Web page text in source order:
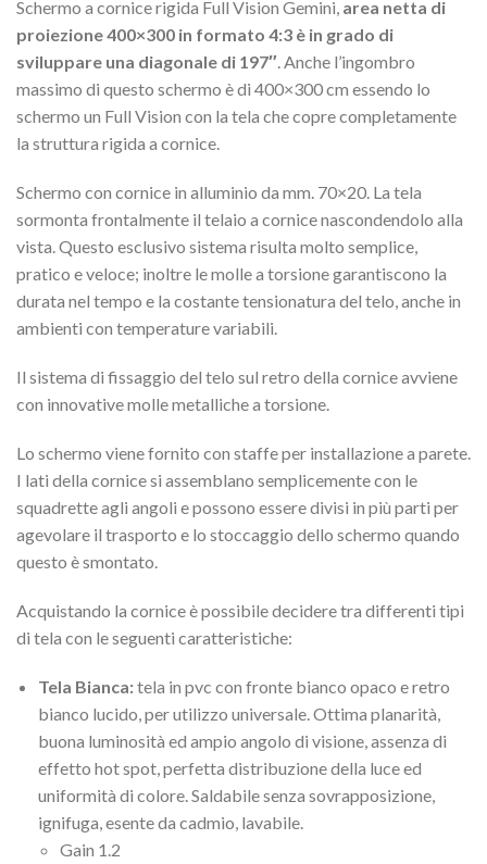
Schermo a cornice rigida Full Vision Gemini, area netta di
proiezione 400×300 in formato 4:3 è in grado di
sviluppare una diagonale di 197″ . Anche l’ingombro
massimo di questo schermo è di 400×300 cm essendo lo
schermo un Full Vision con la tela che copre completamente
la struttura rigida a cornice.
Schermo con cornice in alluminio da mm. 70×20. La tela
sormonta frontalmente il telaio a cornice nascondendolo alla
vista. Questo esclusivo sistema risulta molto semplice,
pratico e veloce; inoltre le molle a torsione garantiscono la
durata nel tempo e la costante tensionatura del telo, anche in
ambienti con temperature variabili.
Il sistema di fissaggio del telo sul retro della cornice avviene
con innovative molle metalliche a torsione.
Lo schermo viene fornito con staffe per installazione a parete.
I lati della cornice si assemblano semplicemente con le
squadrette agli angoli e possono essere divisi in più parti per
agevolare il trasporto e lo stoccaggio dello schermo quando
questo è smontato.
Acquistando la cornice è possibile decidere tra differenti tipi
di tela con le seguenti caratteristiche:
Tela Bianca:tela in pvc con fronte bianco opaco e retro
bianco lucido, per utilizzo universale. Ottima planarità,
buona luminosità ed ampio angolo di visione, assenza di
effetto hot spot, perfetta distribuzione della luce ed
uniformità di colore. Saldabile senza sovrapposizione,
ignifuga, esente da cadmio, lavabile.
Gain 1.2